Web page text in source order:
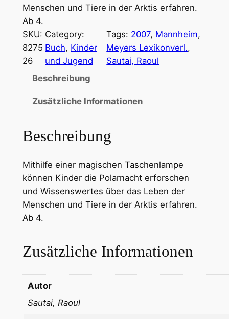
Menschen und Tiere in der Arktis erfahren.
Ab 4.
SKU:
8275
26
Category:
Buch, Kinder
und Jugend
Tags: 2007, Mannheim
Meyers Lexikonverl.
Sautai, Raoul
Beschreibung
Zusätzliche Informationen
Beschreibung
Mithilfe einer magischen Taschenlampe
können Kinder die Polarnacht erforschen
und Wissenswertes über das Leben der
Menschen und Tiere in der Arktis erfahren.
Ab 4.
Zusätzliche Informationen
Autor
Sautai, Raoul